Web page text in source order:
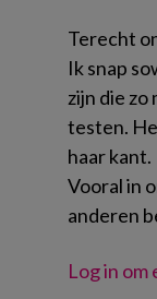
Terecht
Ik snap
zijn die zo
testen.
haar kant.
Vooral in
anderen
Log in